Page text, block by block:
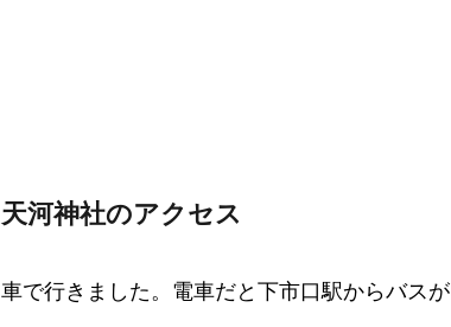
天河神社のアクセス
車で行きました。電車だと下市口駅からバスが